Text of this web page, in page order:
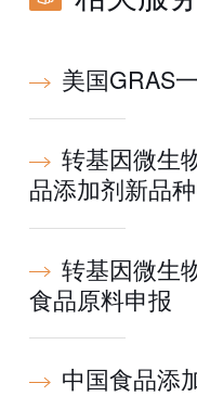
美国GRAS
转基因微生
品添加剂新品
转基因微生
食品原料申报
中国食品添